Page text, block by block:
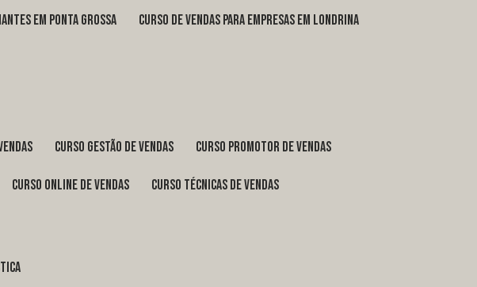
em Ponta Grossa curso de vendas para empresas em Londrina
curso gestão de vendas curso promotor de vendas
curso online de vendas curso técnicas de vendas